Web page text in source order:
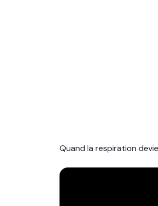
Quand la respiration